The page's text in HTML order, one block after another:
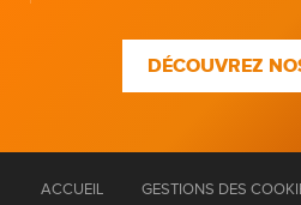
DÉCOUVREZ
ACCUEIL GESTIONS DES